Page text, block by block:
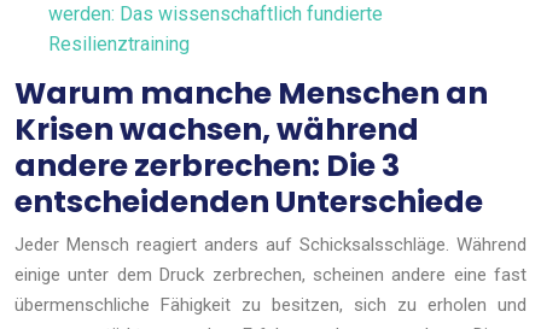
werden: Das wissenschaftlich fundierte
Resilienztraining
Warum manche Menschen an
Krisen wachsen, während
andere zerbrechen: Die 3
entscheidenden Unterschiede
Jeder Mensch reagiert anders auf Schicksalsschläge. Während
einige unter dem Druck zerbrechen, scheinen andere eine fast
übermenschliche Fähigkeit zu besitzen, sich zu erholen und